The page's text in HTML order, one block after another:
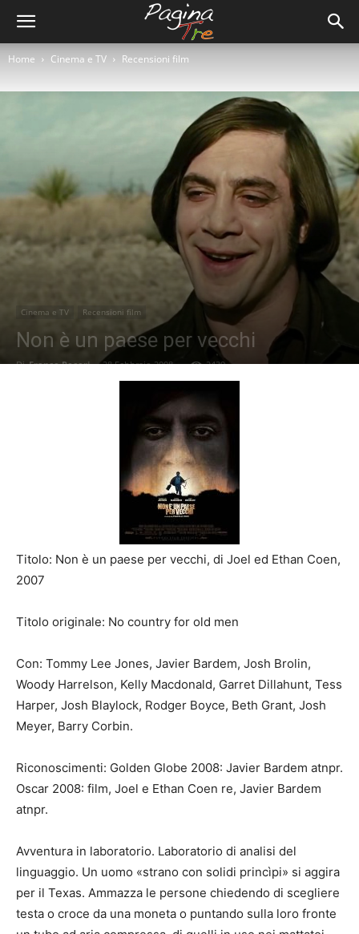
Home Cinema e TV Recensioni film
Cinema e TV Recensioni film
Non è un paese per vecchi
Di Franco Pecori - 28 Febbraio 2008 2439
Titolo: Non è un paese per vecchi, di Joel ed Ethan Coen,
2007
Titolo originale: No country for old men
Con: Tommy Lee Jones, Javier Bardem, Josh Brolin,
Woody Harrelson, Kelly Macdonald, Garret Dillahunt, Tess
Harper, Josh Blaylock, Rodger Boyce, Beth Grant, Josh
Meyer, Barry Corbin.
Riconoscimenti: Golden Globe 2008: Javier Bardem atnpr.
Oscar 2008: film, Joel e Ethan Coen re, Javier Bardem
atnpr.
Avventura in laboratorio. Laboratorio di analisi del
linguaggio. Un uomo «strano con solidi princìpi» si aggira
per il Texas. Ammazza le persone chiedendo di scegliere
testa o croce da una moneta o puntando sulla loro fronte